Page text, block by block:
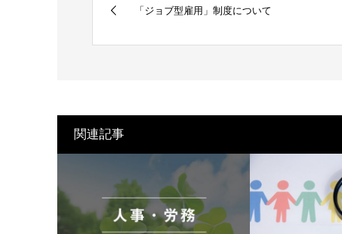
「ジョブ型雇用」制度について
関連記事